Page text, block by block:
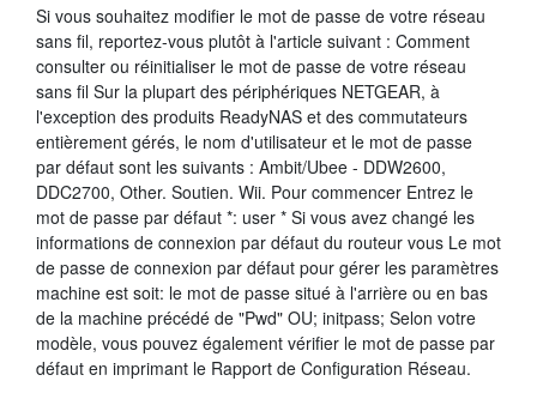
Si vous souhaitez modifier le mot de passe de votre réseau
sans fil, reportez-vous plutôt à l'article suivant : Comment
consulter ou réinitialiser le mot de passe de votre réseau
sans fil Sur la plupart des périphériques NETGEAR, à
l'exception des produits ReadyNAS et des commutateurs
entièrement gérés, le nom d'utilisateur et le mot de passe
par défaut sont les suivants : Ambit/Ubee - DDW2600,
DDC2700, Other. Soutien. Wii. Pour commencer Entrez le
mot de passe par défaut *: user * Si vous avez changé les
informations de connexion par défaut du routeur vous Le mot
de passe de connexion par défaut pour gérer les paramètres
machine est soit: le mot de passe situé à l'arrière ou en bas
de la machine précédé de "Pwd" OU; initpass; Selon votre
modèle, vous pouvez également vérifier le mot de passe par
défaut en imprimant le Rapport de Configuration Réseau.